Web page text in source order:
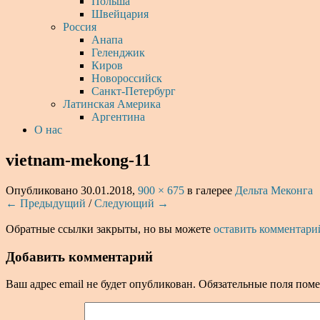
Швейцария
Россия
Анапа
Геленджик
Киров
Новороссийск
Санкт-Петербург
Латинская Америка
Аргентина
О нас
vietnam-mekong-11
Опубликовано 30.01.2018, 900 × 675 в галерее Дельта Меконга
← Предыдущий /Следующий →
Обратные ссылки закрыты, но вы можете оставить
Добавить комментарий
Ваш адрес email не будет опубликован. Обязательные поля